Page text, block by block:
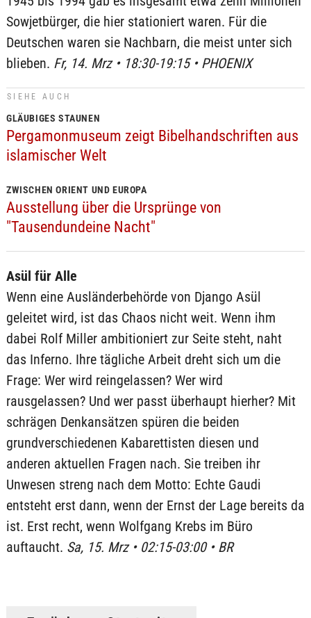
Sowjetbürger, die hier stationiert waren. Für die
Deutschen waren sie Nachbarn, die meist unter sich
blieben. Fr, 14. Mrz • 18:30-19:15 • PHOENIX
SIEHE AUCH
GLÄUBIGES STAUNEN
Pergamonmuseum zeigt Bibelhandschriften aus
islamischer Welt
ZWISCHEN ORIENT UND EUROPA
Ausstellung über die Ursprünge von
"Tausendundeine Nacht"
Asül für Alle
Wenn eine Ausländerbehörde von Django Asül
geleitet wird, ist das Chaos nicht weit. Wenn ihm
dabei Rolf Miller ambitioniert zur Seite steht, naht
das Inferno. Ihre tägliche Arbeit dreht sich um die
Frage: Wer wird reingelassen? Wer wird
rausgelassen? Und wer passt überhaupt hierher? Mit
schrägen Denkansätzen spüren die beiden
grundverschiedenen Kabarettisten diesen und
anderen aktuellen Fragen nach. Sie treiben ihr
Unwesen streng nach dem Motto: Echte Gaudi
entsteht erst dann, wenn der Ernst der Lage bereits da
ist. Erst recht, wenn Wolfgang Krebs im Büro
auftaucht. Sa, 15. Mrz • 02:15-03:00 • BR